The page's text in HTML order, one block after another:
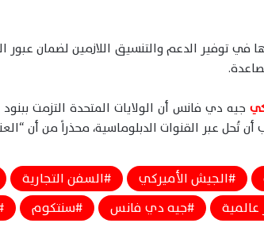
توفير الدعم والتنسيق اللازمين لضمان عبور
جيه دي فانس أن الولايات المتحدة التزمت
تُحل عبر القنوات الدبلوماسية، محذراً من أن
الجيش الأميركي السفن التجارية
عالمية جيه دي فانس سنتكوم